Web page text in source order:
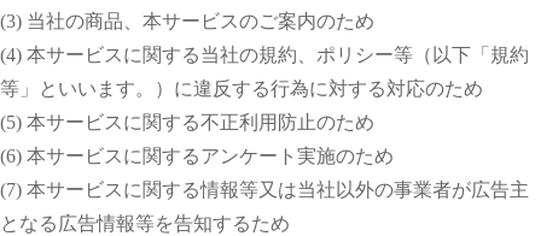
(3) 当社の商品、本サービスのご案内のため
(4) 本サービスに関する当社の規約、ポリシー等（以下「規約
等」といいます。）に違反する行為に対する対応のため
(5) 本サービスに関する不正利用防止のため
(6) 本サービスに関するアンケート実施のため
(7) 本サービスに関する情報等又は当社以外の事業者が広告主
となる広告情報等を告知するため